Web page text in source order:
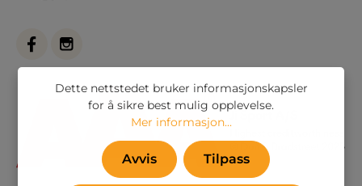
Dette nettstedet bruker informasjonskapsler
for å sikre best mulig opplevelse.
Mer informasjon...
Avvis Tilpass